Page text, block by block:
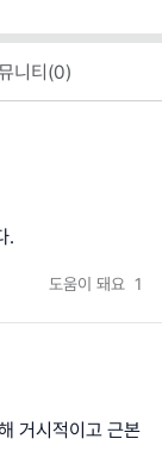
니티(0)
.
도움이 돼요 1
거시적이고 근본